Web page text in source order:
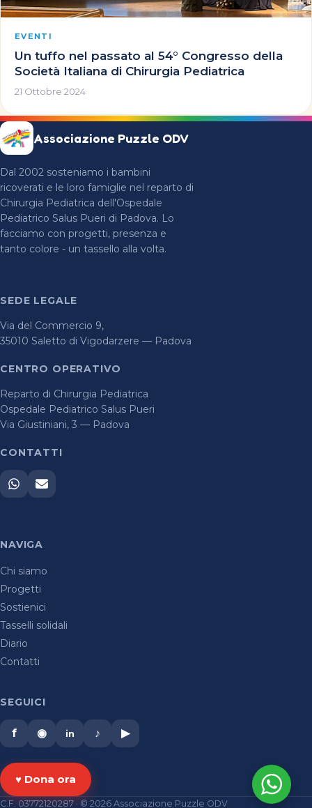
EVENTI
Un tuffo nel passato al 54° Congresso della
Società Italiana di Chirurgia Pediatrica
21 Ottobre 2024
Associazione Puzzle ODV
Dal 2002 sosteniamo i bambini
ricoverati e le loro famiglie nel reparto di
Chirurgia Pediatrica dell'Ospedale
Pediatrico Salus Pueri di Padova. Lo
facciamo con progetti, presenza e
tanto colore - un tassello alla volta.
SEDE LEGALE
Via del Commercio 9,
35010 Saletto di Vigodarzere — Padova
CENTRO OPERATIVO
Reparto di Chirurgia Pediatrica
Ospedale Pediatrico Salus Pueri
Via Giustiniani, 3 — Padova
CONTATTI
NAVIGA
Chi siamo
Progetti
Sostienici
Tasselli solidali
Diario
Contatti
SEGUICI
f ◉ in ♪ ▶
♥ Dona ora
C.F. 03772120287 · © 2026 Associazione Puzzle ODV